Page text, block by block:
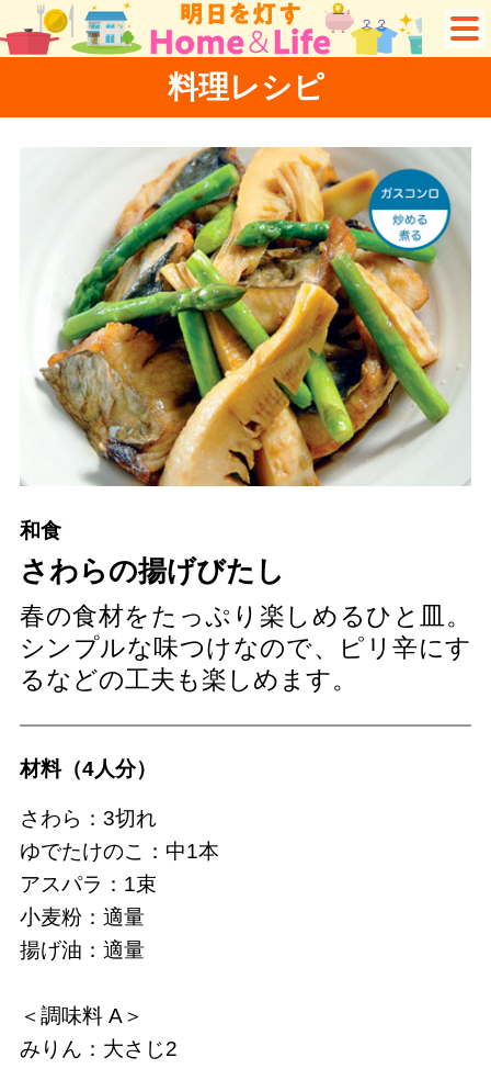
料理レシピ
和食
さわらの揚げびたし
春の食材をたっぷり楽しめるひと皿。
シンプルな味つけなので、ピリ辛にす
るなどの工夫も楽しめます。
材料（4人分）
さわら：3切れ
ゆでたけのこ：中1本
アスパラ：1束
小麦粉：適量
揚げ油：適量
＜調味料 A＞
みりん：大さじ2